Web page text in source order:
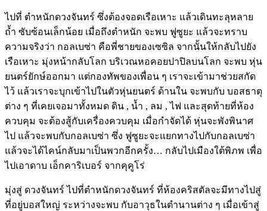
ไปที่ ตำหนักดวงจันทร์ ซึ่งต้องจอดเรือเหาะ แล้วเดินทะลุหลาย
ถ้ำ ซับซ้อนเล็กน้อย เมื่อถึงตำหนัก จะพบ ฟูซูยะ แล้วจะทราบ
ความจริงว่า กอลเบซ่า คือพี่ชายของเซซิล จากนั้นให้กลับไปยัง
เรือเหาะ มุ่งหน้ากลับโลก บริเวณหอคอยปาปิลบนโลก จะพบ หุ่น
ยนตร์ยักษ์ออกมา แต่กองทัพของเพื่อน ๆ เราจะเข้ามาช่วยสกัด
ไว้ แล้วเราจะบุกเข้าไปในตัวหุ่นยนตร์ ด้านใน จะพบกับ บอสธาตุ
ต่าง ๆ ที่เคยเจอมาทั้งหมด ดิน , น้ำ , ลม , ไฟ และสุดท้ายที่ห้อง
ควบคุม จะต้องสู้กับเครื่องควบคุม เมื่อกำจัดได้ หุ่นจะพังพินาศ
ไป แล้วจะพบกับกอลเบซ่า ซึ่ง ฟูซูยะจะแยกทางไปกับกอลเบซ่า
แล้วจะได้ไคน์กลับมาเป็นพวกอีกครั้ง… กลับไปเมืองใต้พิภพ เพื่อ
ไปเอาดาบ เอ็กคาริเบอร์ จากคุคูโร่
มุ่งสู่ ดวงจันทร์ ไปที่ตำหนักดวงจันทร์ ที่ห้องคริสตัลจะมีทางไปสู่
ที่อยู่บอสใหญ่ ระหว่างจะพบ กับอาวุธในตำนานต่าง ๆ เมื่อเข้าสู่